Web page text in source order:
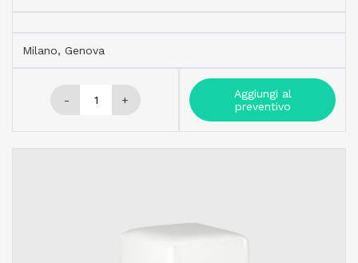
Milano, Genova
- +
Aggiungi al
preventivo